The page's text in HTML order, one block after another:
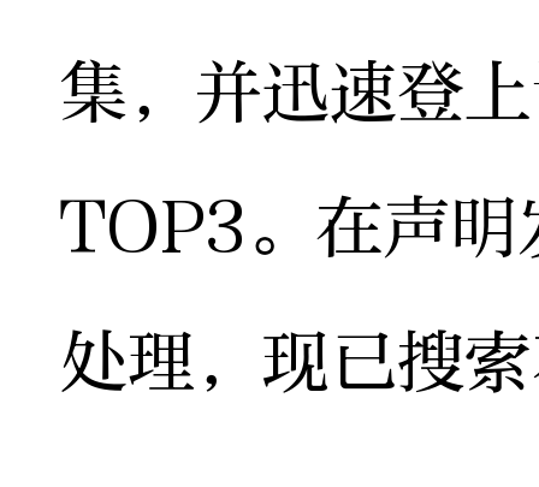
集，并迅速登
TOP3。在声明
处理，现已搜